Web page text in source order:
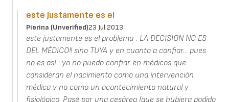
este justamente es el
Pierina (unverified)23 Jul 2013
este justamente es el problema : LA DECISION NO ES
DEL MÉDICO!! sino TUYA y en cuanto a confiar... pues
no es así : yo no puedo confiar en médicos que
consideran el nacimiento como una intervención
médica y no como un acontecimiento natural y
fisiológico. Pasé por una cesárea (que se hubiera podido